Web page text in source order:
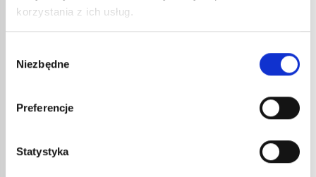
korzystania z ich usług.
zgody
Niezbędne
Preferencje
Statystyka
42,30